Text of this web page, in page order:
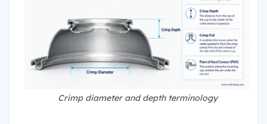
Crimp diameter and depth terminology